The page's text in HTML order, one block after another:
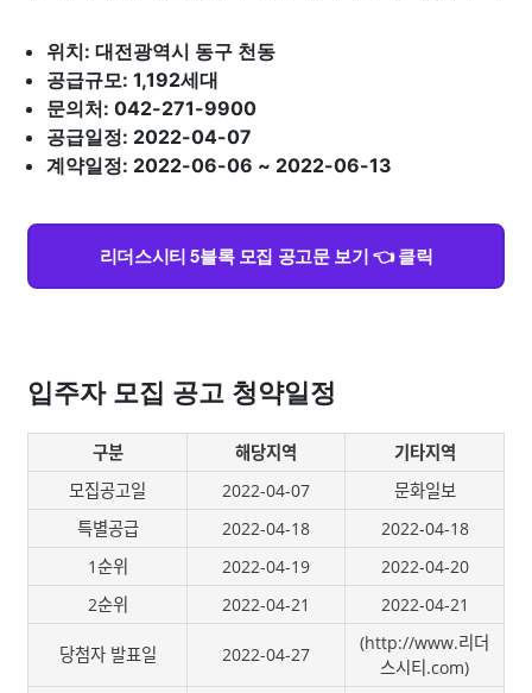
위치: 대전광역시 동구 천동
공급규모: 1,192세대
문의처: 042-271-9900
공급일정: 2022-04-07
계약일정: 2022-06-06 ~ 2022-06-13
리더스시티 5블록 모집 공고문 보기 👈 클릭
입주자 모집 공고 청약일정
구분 해당지역
기타지역
모집공고일
2022-04-07
문화일보
특별공급
2022-04-18
2022-04-18
1순위
2022-04-19
2022-04-20
2순위
2022-04-21 2022-04-21
당첨자 발표일 2022-04-27
(http://www.리더
스시티.com)